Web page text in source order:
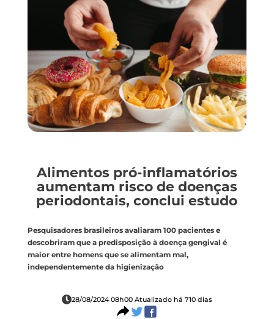
Alimentos pró-inflamatórios
aumentam risco de doenças
periodontais, conclui estudo
Pesquisadores brasileiros avaliaram 100 pacientes e
descobriram que a predisposição à doença gengival é
maior entre homens que se alimentam mal,
independentemente da higienização
28/08/2024 08h00 Atualizado há 710 dias